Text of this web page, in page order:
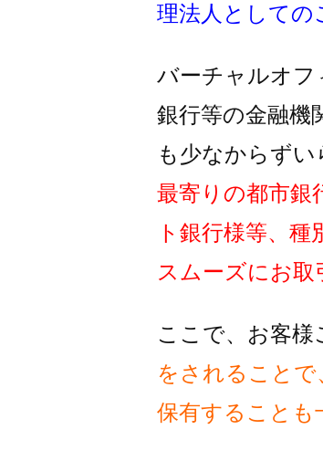
理法人としての
バーチャルオフ
銀行等の金融機
も少なからずい
最寄りの都市銀
ト銀行様等、種
スムーズに お取
ここで、お客様
をされることで
保有することも